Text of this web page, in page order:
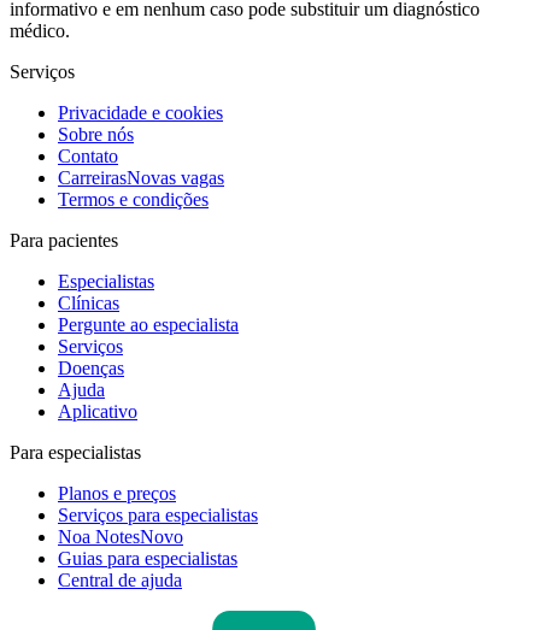
informativo e em nenhum caso pode substituir um diagnóstico
médico.
Serviços
Privacidade e cookies
Sobre nós
Contato
CarreirasNovas vagas
Termos e condições
Para pacientes
Especialistas
Clínicas
Pergunte ao especialista
Serviços
Doenças
Ajuda
Aplicativo
Para especialistas
Planos e preços
Serviços para especialistas
Noa NotesNovo
Guias para especialistas
Central de ajuda